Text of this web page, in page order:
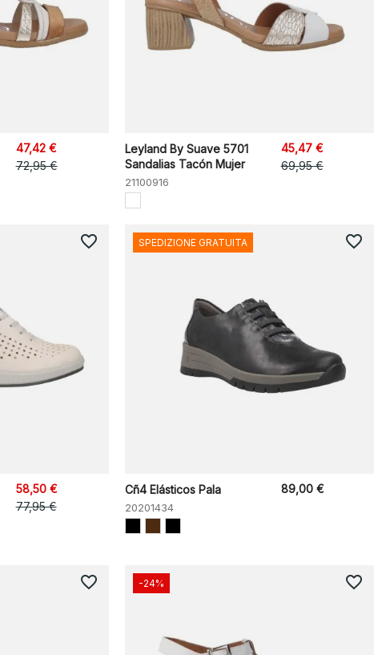
47,42 €
72,95 €
Leyland By Suave 5701
Sandalias Tacón Mujer
21100916
45,47 €
69,95 €
58,50 €
77,95 €
favorite_border
Cñ4 Elásticos Pala
20201434
89,00 €
SPEDIZIONE GRATUITA favorite_border
favorite_border -24% favorite_border